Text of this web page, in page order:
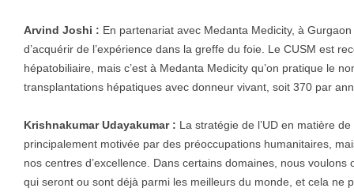
Arvind Joshi : En partenariat avec Medanta Medicity, à
d’acquérir de l’expérience dans la greffe du foie. Le CUSM est
hépatobiliaire, mais c’est à Medanta Medicity qu’on pratique le
transplantations hépatiques avec donneur vivant, soit 370 par
Krishnakumar Udayakumar : La stratégie de l’UD en matière
principalement motivée par des préoccupations humanitaires,
nos centres d’excellence. Dans certains domaines, nous
qui seront ou sont déjà parmi les meilleurs du monde, et cela ne